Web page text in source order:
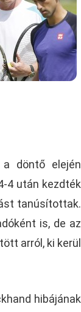
döntő elején
4 után kezdték
tanúsítottak.
is, de az
arról, ki kerül
hibájának